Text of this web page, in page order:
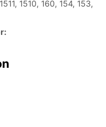
1510, 160, 154, 153,